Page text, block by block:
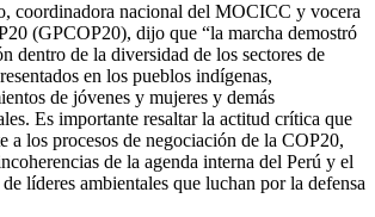
coordinadora nacional del MOCICC y vocera
(GPCOP20), dijo que “la marcha demostró
dentro de la diversidad de los sectores de
en los pueblos indígenas,
de jóvenes y mujeres y demás
Es importante resaltar la actitud crítica que
a los procesos de negociación de la COP20,
de la agenda interna del Perú y el
líderes ambientales que luchan por la defensa